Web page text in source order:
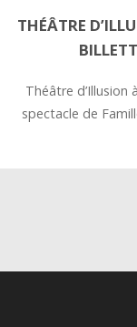
THÉÂTRE
Théâtre
spectacle de